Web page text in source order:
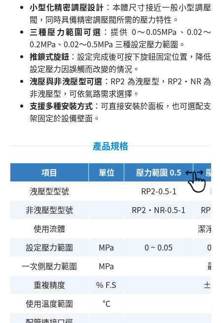
小型化精密調壓設計 ：本體尺寸接近一般小型調壓
閥，同時具備精密調壓閥所需的壓力特性。
三種壓力範圍可選 ：提供 0～0.05MPa、0.02～
0.2MPa、0.02～0.5MPa 三種設定壓力範圍。
推鎖式旋鈕 ：設定完成後可按下旋鈕固定位置，降低
設定壓力因誤觸而改變的情況。
洩壓與非洩壓型可選 ：RP2 為洩壓型，RP2・NR 為
非洩壓型，可依氣路需求選擇。
支援多種安裝方式 ：可直接安裝於面板，也可選配支
架固定於設備壁面。
產品規格
項目 單位 壓力範圍 0.5
壓
洩壓型型號
RP2-0.5-1
非洩壓型型號
RP2・NR-0.5-1
RP2
使用流體
潔淨
設定壓力範圍
MPa 0 ~ 0.05
一次側壓力範圍
MPa
最
重複精度
% F.S
使用溫度範圍
℃
5